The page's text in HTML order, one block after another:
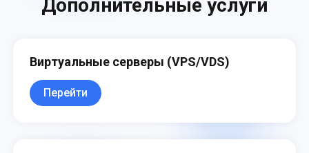
Дополнительные услуги
Виртуальные серверы (VPS/VDS)
Перейти